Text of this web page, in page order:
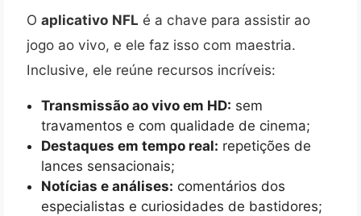
O aplicativo NFL é a chave para assistir ao
jogo ao vivo, e ele faz isso com maestria.
Inclusive, ele reúne recursos incríveis:
Transmissão ao vivo em HD: sem
travamentos e com qualidade de cinema;
Destaques em tempo real: repetições de
lances sensacionais;
Notícias e análises: comentários dos
especialistas e curiosidades de bastidores;